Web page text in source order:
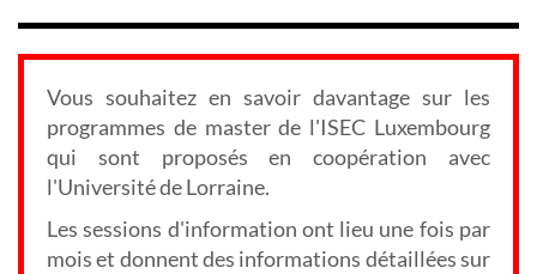
Vous souhaitez en savoir davantage sur les
programmes de master de l'ISEC Luxembourg
qui sont proposés en coopération avec
l'Université de Lorraine.
Les sessions d'information ont lieu une fois par
mois et donnent des informations détaillées sur